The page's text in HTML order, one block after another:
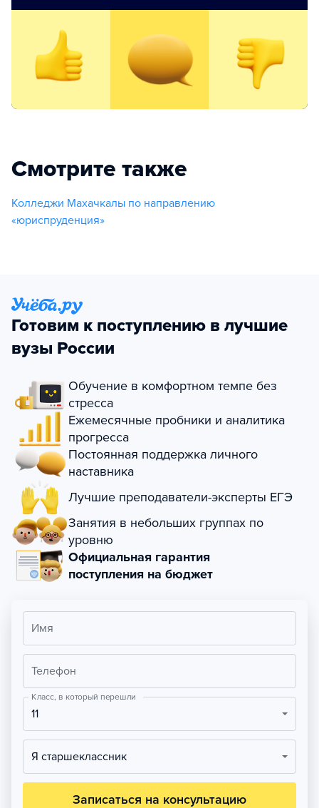
Смотрите также
Колледжи Махачкалы по направлению
«юриспруденция»
Готовим к поступлению в лучшие
вузы России
Обучение в комфортном темпе без
стресса
Ежемесячные пробники и аналитика
прогресса
Постоянная поддержка личного
наставника
Лучшие преподаватели-эксперты ЕГЭ
Занятия в небольших группах по
уровню
Официальная гарантия
поступления на бюджет
Имя
Телефон
Класс, в который перешли
11
Я старшеклассник
Записаться на консультацию